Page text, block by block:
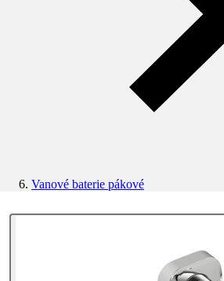
Vanové baterie pákové